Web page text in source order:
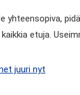
yhteensopiva,
etuja.
juuri nyt